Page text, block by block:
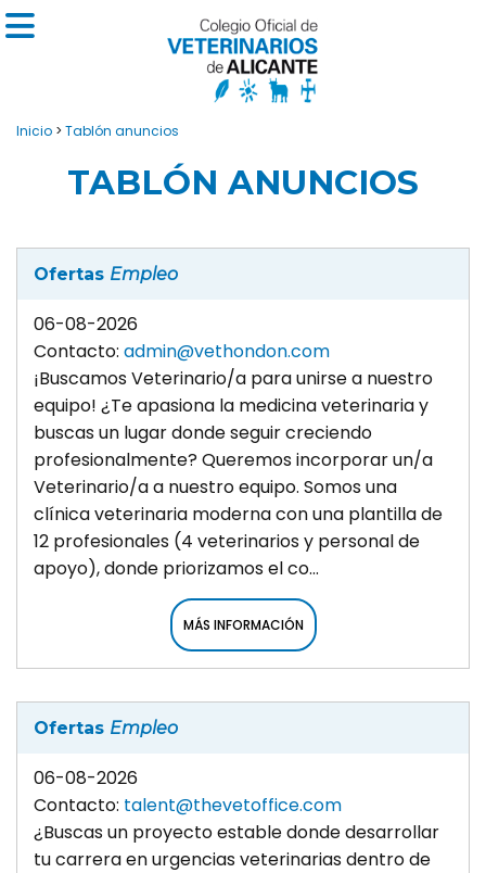
Inicio > Tablón anuncios
TABLÓN ANUNCIOS
Ofertas Empleo
06-08-2026
Contacto: admin@vethondon.com
¡Buscamos Veterinario/a para unirse a nuestro
equipo! ¿Te apasiona la medicina veterinaria y
buscas un lugar donde seguir creciendo
profesionalmente? Queremos incorporar un/a
Veterinario/a a nuestro equipo. Somos una
clínica veterinaria moderna con una plantilla de
12 profesionales (4 veterinarios y personal de
apoyo), donde priorizamos el co...
MÁS INFORMACIÓN
Ofertas Empleo
06-08-2026
Contacto: talent@thevetoffice.com
¿Buscas un proyecto estable donde desarrollar
tu carrera en urgencias veterinarias dentro de